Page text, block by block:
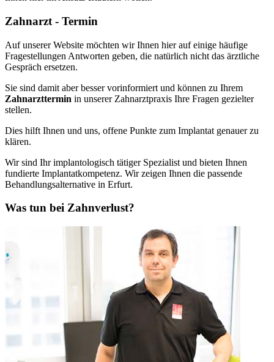
Zahnarzt - Termin
Auf unserer Website möchten wir Ihnen hier auf einige häufige
Fragestellungen Antworten geben, die natürlich nicht das ärztliche
Gespräch ersetzen.
Sie sind damit aber besser vorinformiert und können zu Ihrem
Zahnarzttermin in unserer Zahnarztpraxis Ihre Fragen gezielter
stellen.
Dies hilft Ihnen und uns, offene Punkte zum Implantat genauer zu
klären.
Wir sind Ihr implantologisch tätiger Spezialist und bieten Ihnen
fundierte Implantatkompetenz. Wir zeigen Ihnen die passende
Behandlungsalternative in Erfurt.
Was tun bei Zahnverlust?